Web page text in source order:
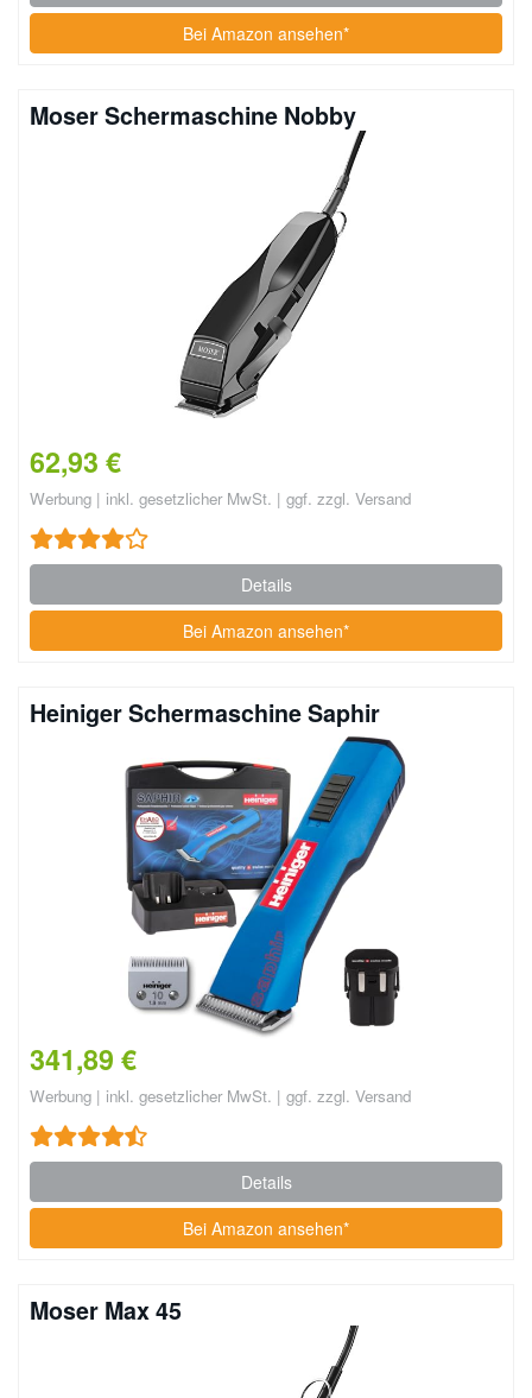
Bei Amazon ansehen*
Moser Schermaschine Nobby
62,93 €
Werbung | inkl. gesetzlicher MwSt. | ggf. zzgl. Versand
Details
Bei Amazon ansehen*
Heiniger Schermaschine Saphir
341,89 €
Werbung | inkl. gesetzlicher MwSt. | ggf. zzgl. Versand
Details
Bei Amazon ansehen*
Moser Max 45